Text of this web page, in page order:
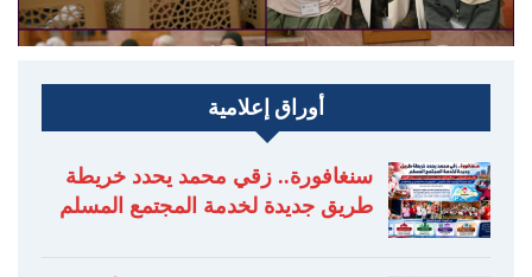
أوراق إعلامية
سنغافورة.. زقي محمد يحدد خريطة
طريق جديدة لخدمة المجتمع المسلم